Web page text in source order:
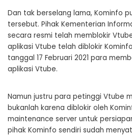
Dan tak berselang lama, Kominfo
tersebut. Pihak Kementerian
secara resmi telah memblokir
aplikasi Vtube telah diblokir
tanggal 17 Februari 2021 para
aplikasi Vtube.
Namun justru para petinggi Vtube
bukanlah karena diblokir oleh
maintenance server untuk
pihak Kominfo sendiri sudah